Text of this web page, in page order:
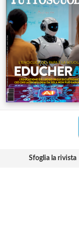
Sfoglia la rivista